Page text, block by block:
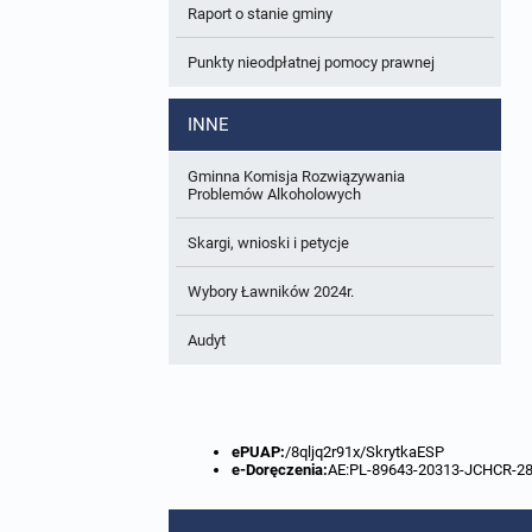
W trakcie opracowania
Zbiory danych przestrzennych
Analizy zmian w zagospodarowaniu
Raport o stanie gminy
Punkty nieodpłatnej pomocy prawnej
INNE
Gminna Komisja Rozwiązywania
Problemów Alkoholowych
Skargi, wnioski i petycje
Wybory Ławników 2024r.
Audyt
ePUAP:/8qljq2r91x/SkrytkaESP
e-Doręczenia:AE:PL-89643-20313-JCHCR-28